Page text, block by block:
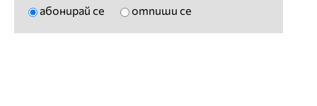
абонирай се отпиши се